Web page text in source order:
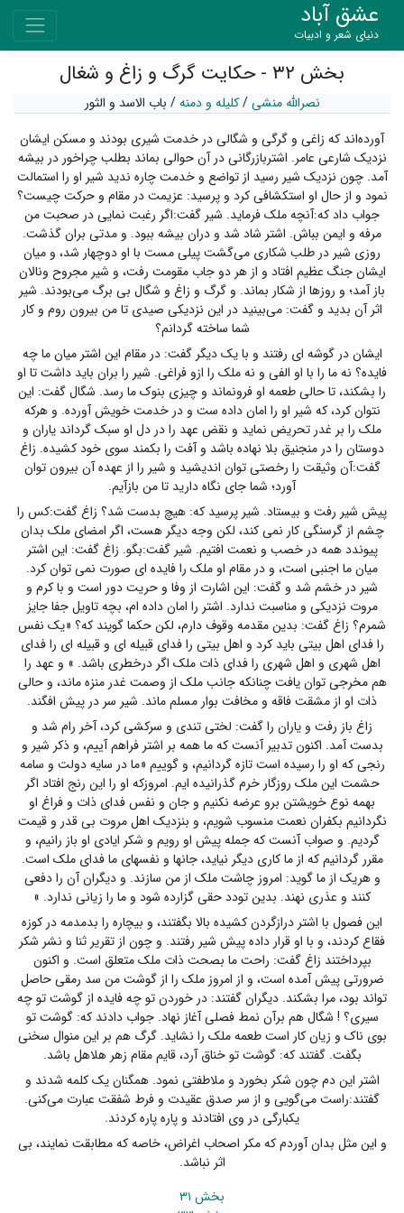
عشق آباد
دنیای شعر و ادبیات
بخش ۳۲ - حکایت گرگ و زاغ و شغال
نصرالله منشی/کلیله و دمنه / باب الاسد و الثور
آورده‌اند که زاغی و گرگی و شگالی در خدمت شیری بودند و مسکن ایشان
نزدیک شارعی عامر. اشتربازرگانی در آن حوالی بماند بطلب چراخور در بیشه
آمد. چون نزدیک شیر رسید از تواضع و خدمت چاره ندید شیر او را استمالت
نمود و از حال او استکشافی کرد و پرسید: عزیمت در مقام و حرکت چیست؟
جواب داد که:آنچه ملک فرماید. شیر گفت:اگر رغبت نمایی در صحبت من
مرفه و ایمن بباش. اشتر شاد شد و دران بیشه ببود. و مدتی بران گذشت.
روزی شیر در طلب شکاری می‌گشت پیلی مست با او دوچهار شد، و میان
ایشان جنگ عظیم افتاد و از هر دو جاب مقومت رفت، و شیر مجروح ونالان
باز آمد؛ و روزها از شکار بماند. و گرگ و زاغ و شگال بی برگ می‌بودند. شیر
اثر آن بدید و گفت: می‌بینید در این نزدیکی صیدی تا من بیرون روم و کار
شما ساخته گردانم؟
ایشان در گوشه ای رفتند و با یک دیگر گفت: در مقام این اشتر میان ما چه
فایده؟ نه ما را با او الفی و نه ملک را ازو فراغی. شیر را بران باید داشت تا او
را بشکند، تا حالی طعمه او فرونماند و چیزی بنوک ما رسد. شگال گفت: این
نتوان کرد، که شیر او را امان داده ست و در خدمت خویش آورده. و هرکه
ملک را بر غدر تحریض نماید و نقض عهد را در دل او سبک گرداند یاران و
دوستان را در منجنیق بلا نهاده باشد و آفت را بکمند سوی خود کشیده. زاغ
گفت:آن وثیقت را رخصتی توان اندیشید و شیر را از عهده آن بیرون توان
آورد؛ شما جای نگاه دارید تا من بازآیم.
پیش شیر رفت و بیستاد. شیر پرسید که: هیچ بدست شد؟ زاغ گفت:کس را
چشم از گرسنگی کار نمی کند، لکن وجه دیگر هست، اگر امضای ملک بدان
پیوندد همه در خصب و نعمت افتیم. شیر گفت:بگو. زاغ گفت: این اشتر
میان ما اجنبی است، و در مقام او ملک را فایده ای صورت نمی توان کرد.
شیر در خشم شد و گفت: این اشارت از وفا و حریت دور است و با کرم و
مروت نزدیکی و مناسبت ندارد. اشتر را امان داده ام، بچه تاویل جفا جایز
شمرم؟ زاغ گفت: بدین مقدمه وقوف دارم، لکن حکما گویند که؟ «یک نفس
را فدای اهل بیتی باید کرد و اهل بیتی را فدای قبیله ای و قبیله ای را فدای
اهل شهری و اهل شهری را فدای ذات ملک اگر درخطری باشد. » و عهد را
هم مخرجی توان یافت چنانکه جانب ملک از وصمت غدر منزه ماند، و حالی
ذات او از مشقت فاقه و مخافت بوار مسلم ماند. شیر سر در پیش افگند.
زاغ باز رفت و یاران را گفت: لختی تندی و سرکشی کرد، آخر رام شد و
بدست آمد. اکنون تدبیر آنست که ما همه بر اشتر فراهم آییم، و ذکر شیر و
رنجی که او را رسیده است تازه گردانیم، و گوییم «ما در سایه دولت و سامه
حشمت این ملک روزگار خرم گذرانیده ایم. امروزکه او را این رنج افتاد اگر
بهمه نوع خویشتن برو عرضه نکنیم و جان و نفس فدای ذات و فراغ او
نگردانیم بکفران نعمت منسوب شویم، و بنزدیک اهل مروت بی قدر و قیمت
گردیم. و صواب آنست که جمله پیش او رویم و شکر ایادی او باز رانیم، و
مقرر گردانیم که از ما کاری دیگر نیاید، جانها و نفسهای ما فدای ملک است.
و هریک از ما گوید: امروز چاشت ملک از من سازند. و دیگران آن را دفعی
کنند و عذری نهند. بدین تودد حقی گزارده شود و ما را زیانی ندارد. »
این فصول با اشتر درازگردن کشیده بالا بگفتند، و بیچاره را بدمدمه در کوزه
فقاع کردند، و با او قرار داده پیش شیر رفتند. و چون از تقریر ثنا و نشر شکر
بپرداختند زاغ گفت: راحت ما بصحت ذات ملک متعلق است. و اکنون
ضرورتی پیش آمده است، و از امروز ملک را از گوشت من سد رمقی حاصل
تواند بود، مرا بشکند. دیگران گفتند: در خوردن تو چه فایده از گوشت تو چه
سیری؟ ! شگال هم برآن نمط فصلی آغاز نهاد. جواب دادند که: گوشت تو
بوی ناک و زیان کار است طعمه ملک را نشاید. گرگ هم بر این منوال سخنی
بگفت. گفتند که: گوشت تو خناق آرد، قایم مقام زهر هلاهل باشد.
اشتر این دم چون شکر بخورد و ملاطفتی نمود. همگنان یک کلمه شدند و
گفتند:راست می‌گویی و از سر صدق عقیدت و فرط شفقت عبارت می‌کنی.
یکبارگی در وی افتادند و پاره پاره کردند.
و این مثل بدان آوردم که مکر اصحاب اغراض، خاصه که مطابقت نمایند، بی
اثر نباشد.
بخش ۳۱